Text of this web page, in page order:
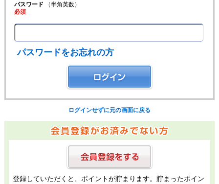
パスワード （半角英数）
必須
パスワードをお忘れの方
ログインせずに元の画面に戻る
登録していただくと、ポイントが貯まります。貯まったポイン